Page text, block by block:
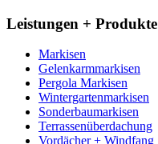
Leistungen + Produkte
Markisen
Gelenkarmmarkisen
Pergola Markisen
Wintergartenmarkisen
Sonderbaumarkisen
Terrassenüberdachung
Vordächer + Windfang